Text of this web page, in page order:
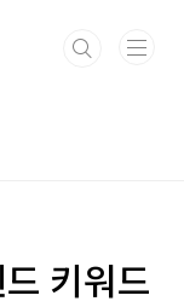
키워드